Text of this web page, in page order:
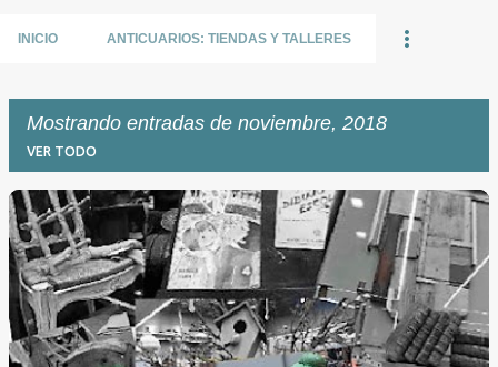
INICIO ANTICUARIOS: TIENDAS Y TALLERES
Mostrando entradas de noviembre, 2018
VER TODO
E
n
r
a